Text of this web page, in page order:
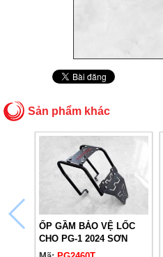
Sản phẩm khác
ỐP GẦM BẢO VỆ LỐC
CHO PG-1 2024 SƠN
ĐEN